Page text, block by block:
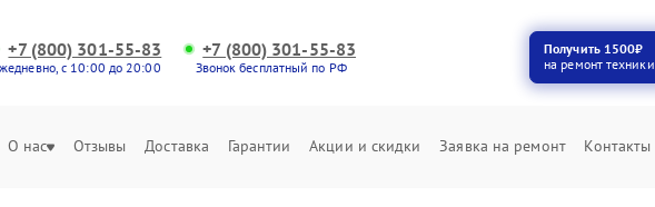
+7 (800) 301-55-83
с 10:00 до 20:00
+7 (800) 301-55-83
Звонок бесплатный по РФ
Получить 1500₽
на ремонт техники
О нас Отзывы Доставка Гарантии Акции и скидки Заявка на ремонт Контакты